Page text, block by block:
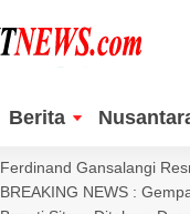
Berita
Ferdinand Gansalangi
BREAKING NEWS :